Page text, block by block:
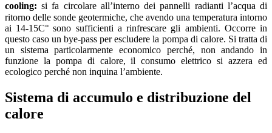
cooling:si fa circolare all’interno dei pannelli radianti l’acqua di
ritorno delle sonde geotermiche, che avendo una temperatura intorno
ai 14-15C° sono sufficienti a rinfrescare gli ambienti. Occorre in
questo caso un bye-pass per escludere la pompa di calore. Si tratta di
un sistema particolarmente economico perché, non andando in
funzione la pompa di calore, il consumo elettrico si azzera ed
ecologico perché non inquina l’ambiente.
Sistema di accumulo e distribuzione del
calore